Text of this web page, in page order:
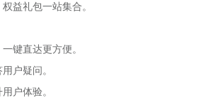
益礼包一站集合。
键直达更方便。
户疑问。
户体验。